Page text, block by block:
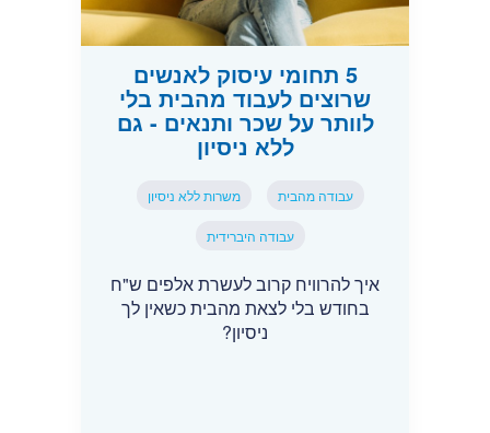
5 תחומי עיסוק לאנשים
שרוצים לעבוד מהבית בלי
לוותר על שכר ותנאים - גם
ללא ניסיון
עבודה מהבית משרות ללא ניסיון
עבודה היברידית
איך להרוויח קרוב לעשרת אלפים ש"ח
בחודש בלי לצאת מהבית כשאין לך
ניסיון?